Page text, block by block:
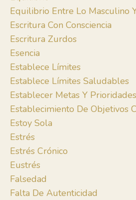
Equilibrio Entre Lo Masculino
Escritura Con Consciencia
Escritura Zurdos
Esencia
Establece Límites
Establece Límites Saludables
Establecer Metas Y Prioridades
Establecimiento De Objetivos
Estoy Sola
Estrés
Estrés Crónico
Eustrés
Falsedad
Falta De Autenticidad